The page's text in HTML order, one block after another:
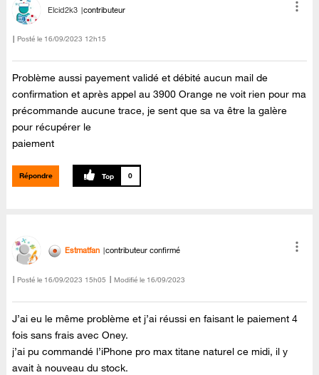
Elcid2k3 contributeur
Posté le ‎16/09/2023 12h15
Problème aussi payement validé et débité aucun mail de
confirmation et après appel au 3900 Orange ne voit rien pour ma
précommande aucune trace, je sent que sa va être la galère
pour récupérer le
paiement
Répondre 0
Estmatfan contributeur confirmé
Posté le ‎16/09/2023 15h05 Modifié le 16/09/2023
J’ai eu le même problème et j’ai réussi en faisant le paiement 4
fois sans frais avec Oney.
j’ai pu commandé l’iPhone pro max titane naturel ce midi, il y
avait à nouveau du stock.